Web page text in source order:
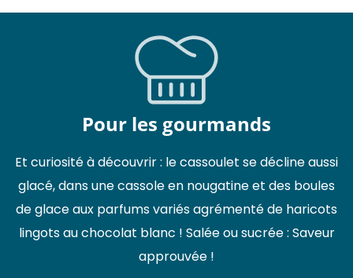
Pour les gourmands
Et curiosité à découvrir : le cassoulet se décline aussi
glacé, dans une cassole en nougatine et des boules
de glace aux parfums variés agrémenté de haricots
lingots au chocolat blanc ! Salée ou sucrée : Saveur
approuvée !